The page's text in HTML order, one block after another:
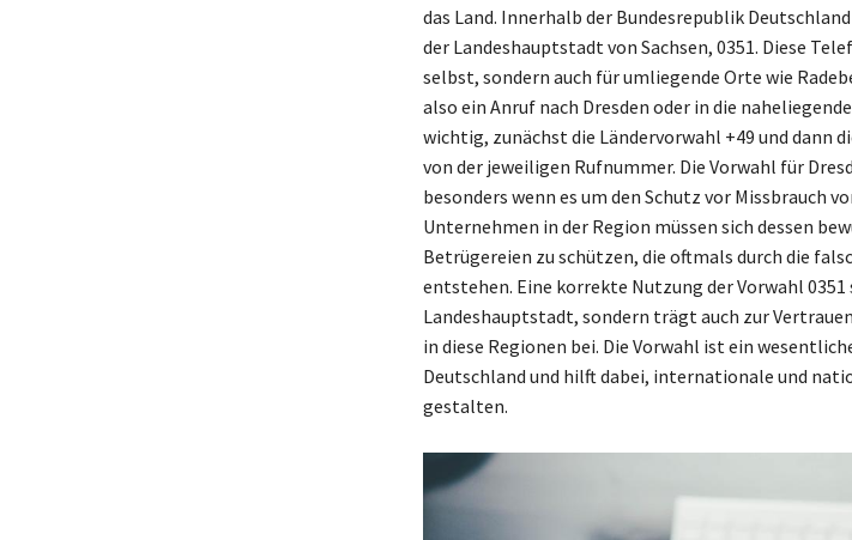
das Land. Innerhalb der Bundesrepublik
der Landeshauptstadt von Sachsen, 0351. Diese
selbst, sondern auch für umliegende Orte wie
also ein Anruf nach Dresden oder in die
wichtig, zunächst die Ländervorwahl +49 und dann
von der jeweiligen Rufnummer. Die Vorwahl für
besonders wenn es um den Schutz vor Missbrauch
Unternehmen in der Region müssen sich dessen
Betrügereien zu schützen, die oftmals durch die
entstehen. Eine korrekte Nutzung der Vorwahl
Landeshauptstadt, sondern trägt auch zur
in diese Regionen bei. Die Vorwahl ist ein
Deutschland und hilft dabei, internationale und
gestalten.